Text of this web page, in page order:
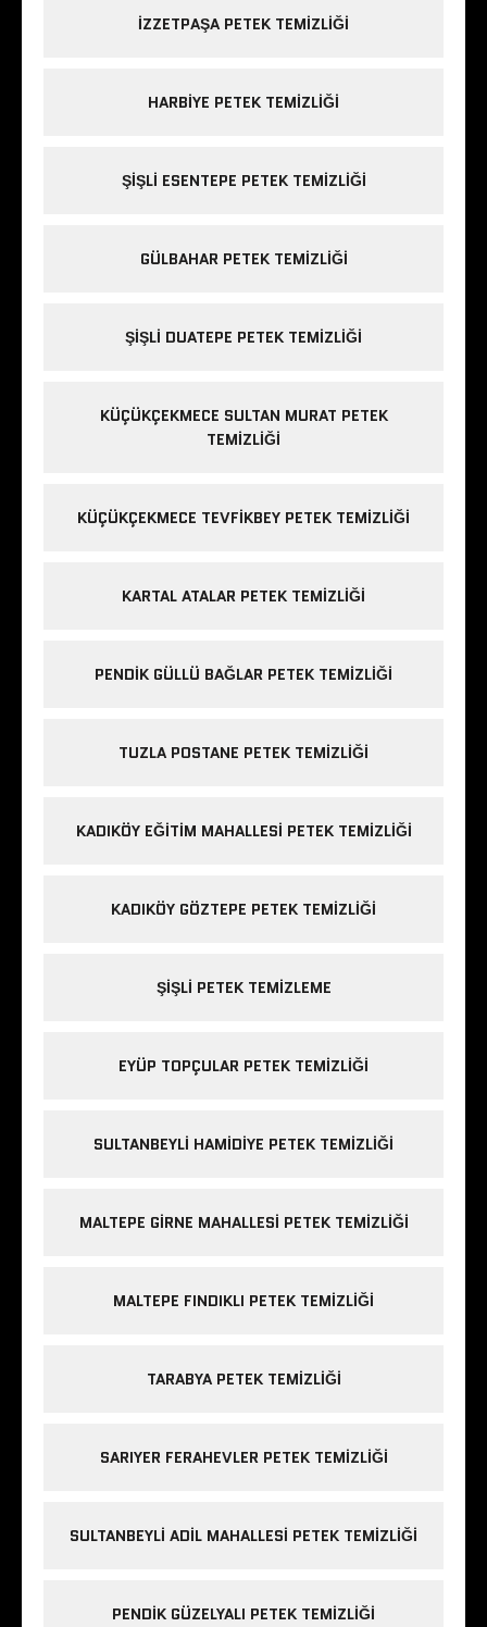
IZZETPAŞA PETEK TEMIZLIĞI
HARBIYE PETEK TEMIZLIĞI
ŞIŞLI ESENTEPE PETEK TEMIZLIĞI
GÜLBAHAR PETEK TEMIZLIĞI
ŞIŞLI DUATEPE PETEK TEMIZLIĞI
KÜÇÜKÇEKMECE SULTAN MURAT PETEK
TEMIZLIĞI
KÜÇÜKÇEKMECE TEVFIKBEY PETEK TEMIZLIĞI
KARTAL ATALAR PETEK TEMIZLIĞI
PENDIK GÜLLÜ BAĞLAR PETEK TEMIZLIĞI
TUZLA POSTANE PETEK TEMIZLIĞI
KADIKÖY EĞITIM MAHALLESI PETEK TEMIZLIĞI
KADIKÖY GÖZTEPE PETEK TEMIZLIĞI
ŞIŞLI PETEK TEMIZLEME
EYÜP TOPÇULAR PETEK TEMIZLIĞI
SULTANBEYLI HAMIDIYE PETEK TEMIZLIĞI
MALTEPE GIRNE MAHALLESI PETEK TEMIZLIĞI
MALTEPE FINDIKLI PETEK TEMIZLIĞI
TARABYA PETEK TEMIZLIĞI
SARIYER FERAHEVLER PETEK TEMIZLIĞI
SULTANBEYLI ADIL MAHALLESI PETEK TEMIZLIĞI
PENDIK GÜZELYALI PETEK TEMIZLIĞI